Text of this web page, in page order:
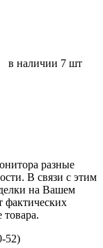
в наличии 7 шт
разные
В связи с этим
на Вашем
фактических
52)